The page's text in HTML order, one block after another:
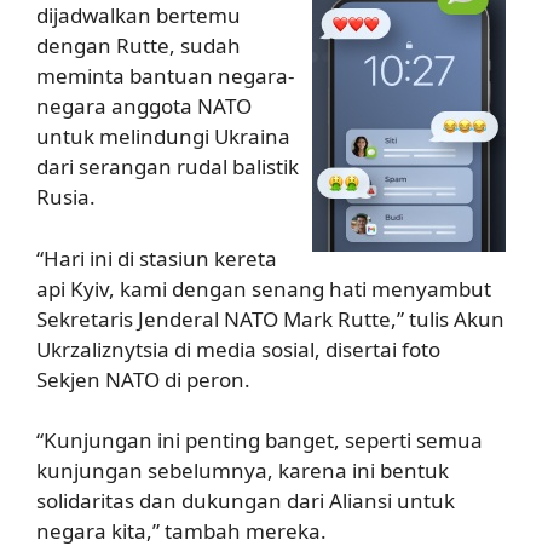
dijadwalkan bertemu
dengan Rutte, sudah
meminta bantuan negara-
negara anggota NATO
untuk melindungi Ukraina
dari serangan rudal balistik
Rusia.
“Hari ini di stasiun kereta
api Kyiv, kami dengan senang hati menyambut
Sekretaris Jenderal NATO Mark Rutte,” tulis Akun
Ukrzaliznytsia di media sosial, disertai foto
Sekjen NATO di peron.
“Kunjungan ini penting banget, seperti semua
kunjungan sebelumnya, karena ini bentuk
solidaritas dan dukungan dari Aliansi untuk
negara kita,” tambah mereka.